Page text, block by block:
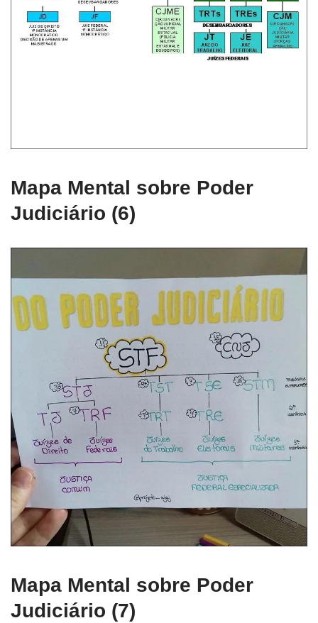
Mapa Mental sobre Poder
Judiciário (6)
Mapa Mental sobre Poder
Judiciário (7)